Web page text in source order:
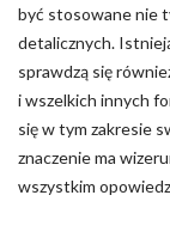
być stosowane nie
detalicznych.
sprawdzą się
i wszelkich innych
się w tym zakresie
znaczenie ma
wszystkim